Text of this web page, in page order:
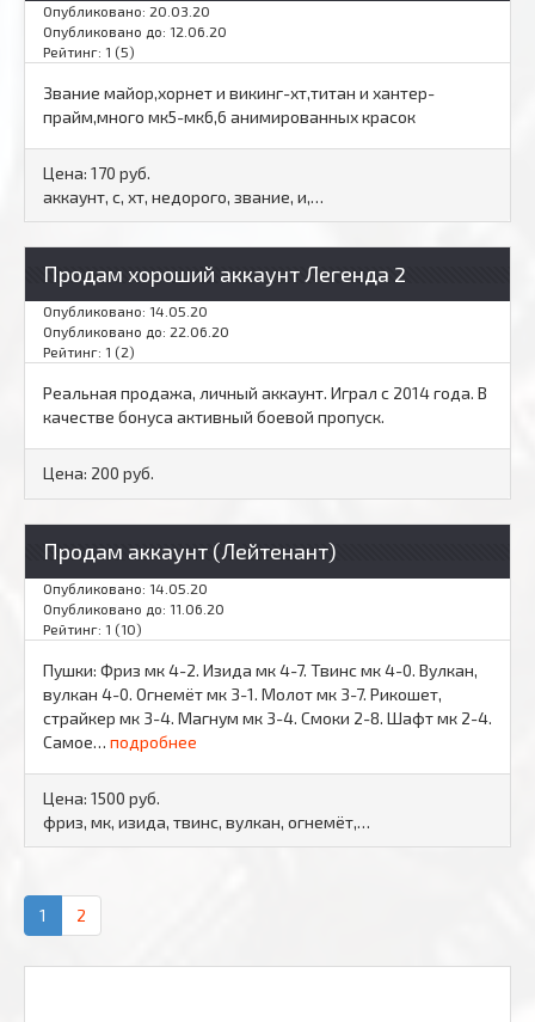
Опубликовано: 20.03.20
Опубликовано до: 12.06.20
Рейтинг: 1 (5)
Звание майор,хорнет и викинг-хт,титан и хантер-
прайм,много мк5-мк6,6 анимированных красок
Цена: 170 руб.
аккаунт, с, хт, недорого, звание, и,…
Продам хороший аккаунт Легенда 2
Опубликовано: 14.05.20
Опубликовано до: 22.06.20
Рейтинг: 1 (2)
Реальная продажа, личный аккаунт. Играл с 2014 года. В
качестве бонуса активный боевой пропуск.
Цена: 200 руб.
Продам аккаунт (Лейтенант)
Опубликовано: 14.05.20
Опубликовано до: 11.06.20
Рейтинг: 1 (10)
Пушки: Фриз мк 4-2. Изида мк 4-7. Твинс мк 4-0. Вулкан,
вулкан 4-0. Огнемёт мк 3-1. Молот мк 3-7. Рикошет,
страйкер мк 3-4. Магнум мк 3-4. Смоки 2-8. Шафт мк 2-4.
Самое… подробнее
Цена: 1500 руб.
фриз, мк, изида, твинс, вулкан, огнемёт,…
1 2